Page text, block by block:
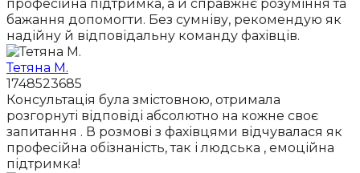
професійна підтримка, а й справжнє розуміння та
бажання допомогти. Без сумніву, рекомендую як
надійну й відповідальну команду фахівців.
Тетяна М.
1748523685
Консультація була змістовною, отримала
розгорнуті відповіді абсолютно на кожне своє
запитання . В розмові з фахівцями відчувалася як
професійна обізнаність, так і людська , емоційна
підтримка!